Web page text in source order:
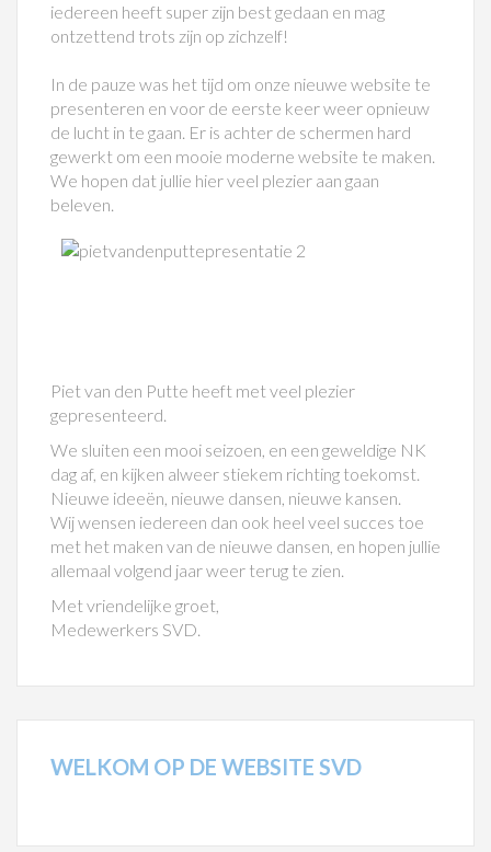
iedereen heeft super zijn best gedaan en mag
ontzettend trots zijn op zichzelf!
In de pauze was het tijd om onze nieuwe website te
presenteren en voor de eerste keer weer opnieuw
de lucht in te gaan. Er is achter de schermen hard
gewerkt om een mooie moderne website te maken.
We hopen dat jullie hier veel plezier aan gaan
beleven.
Piet van den Putte heeft met veel plezier
gepresenteerd.
We sluiten een mooi seizoen, en een geweldige NK
dag af, en kijken alweer stiekem richting toekomst.
Nieuwe ideeën, nieuwe dansen, nieuwe kansen.
Wij wensen iedereen dan ook heel veel succes toe
met het maken van de nieuwe dansen, en hopen jullie
allemaal volgend jaar weer terug te zien.
Met vriendelijke groet,
Medewerkers SVD.
WELKOM OP DE WEBSITE SVD